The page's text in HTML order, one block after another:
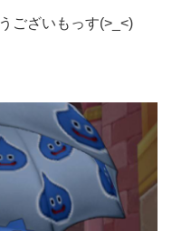
ございもっす(>_<)ゞ